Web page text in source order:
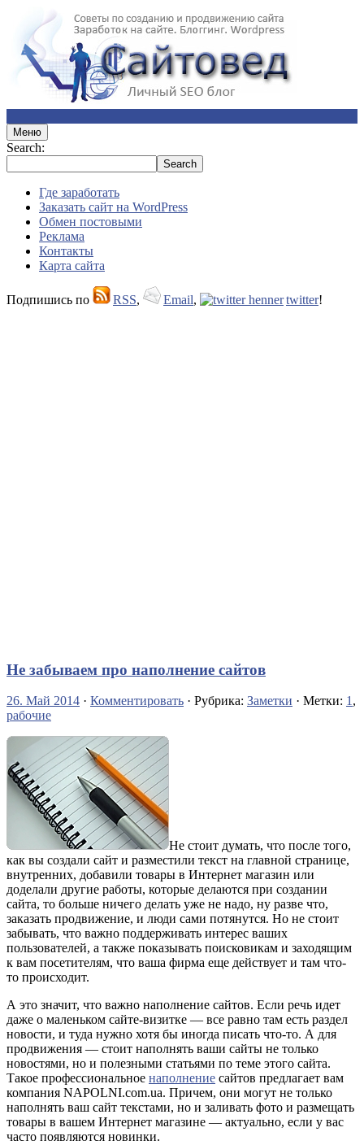
Меню
Search:
Где заработать
Заказать сайт на WordPress
Обмен постовыми
Реклама
Контакты
Карта сайта
Подпишись по RSS, Email, twitter!
Не забываем про наполнение сайтов
26. Май 2014 · Комментировать · Рубрика: Заметки · Метки: 1,
рабочие
Не стоит думать, что после того,
как вы создали сайт и разместили текст на главной странице,
внутренних, добавили товары в Интернет магазин или
доделали другие работы, которые делаются при создании
сайта, то больше ничего делать уже не надо, ну разве что,
заказать продвижение, и люди сами потянутся. Но не стоит
забывать, что важно поддерживать интерес ваших
пользователей, а также показывать поисковикам и заходящим
к вам посетителям, что ваша фирма еще действует и там что-
то происходит.
А это значит, что важно наполнение сайтов. Если речь идет
даже о маленьком сайте-визитке — все равно там есть раздел
новости, и туда нужно хотя бы иногда писать что-то. А для
продвижения — стоит наполнять ваши сайты не только
новостями, но и полезными статьями по теме этого сайта.
Такое профессиональное наполнение сайтов предлагает вам
компания NAPOLNI.com.ua. Причем, они могут не только
наполнять ваш сайт текстами, но и заливать фото и размещать
товары в вашем Интернет магазине — актуально, если у вас
часто появляются новинки.